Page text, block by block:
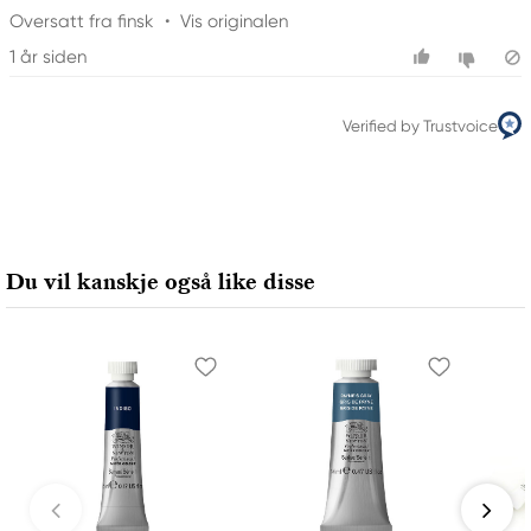
Oversatt fra finsk • Vis originalen
1 år siden
Verified by Trustvoice
Du vil kanskje også like disse